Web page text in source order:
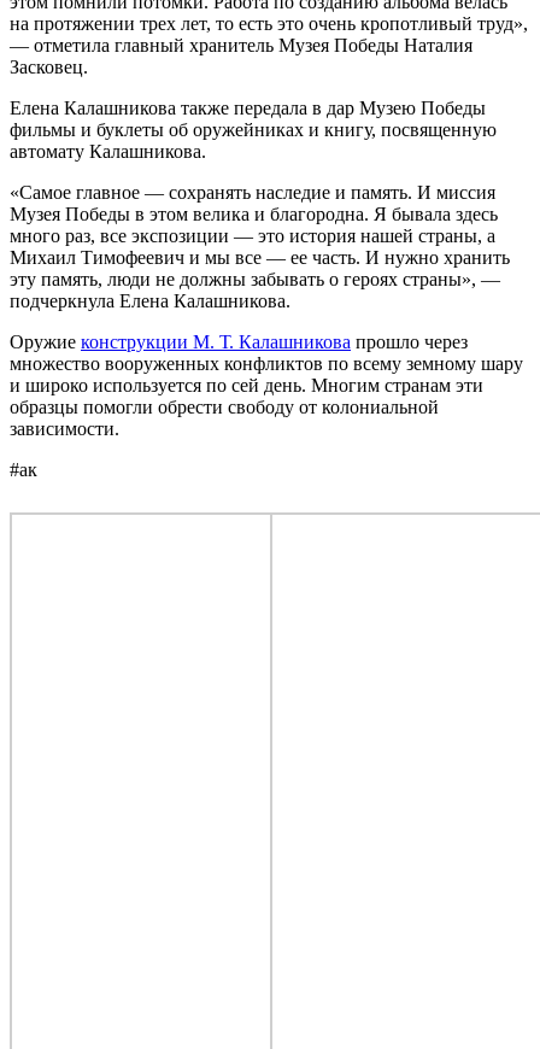
на протяжении трех лет, то есть это очень кропотливый труд»,
— отметила главный хранитель Музея Победы Наталия
Засковец.
Елена Калашникова также передала в дар Музею Победы
фильмы и буклеты об оружейниках и книгу, посвященную
автомату Калашникова.
«Самое главное — сохранять наследие и память. И миссия
Музея Победы в этом велика и благородна. Я бывала здесь
много раз, все экспозиции — это история нашей страны, а
Михаил Тимофеевич и мы все — ее часть. И нужно хранить
эту память, люди не должны забывать о героях страны», —
подчеркнула Елена Калашникова.
Оружие конструкции М. Т. Калашникова прошло через
множество вооруженных конфликтов по всему земному шару
и широко используется по сей день. Многим странам эти
образцы помогли обрести свободу от колониальной
зависимости.
#ак